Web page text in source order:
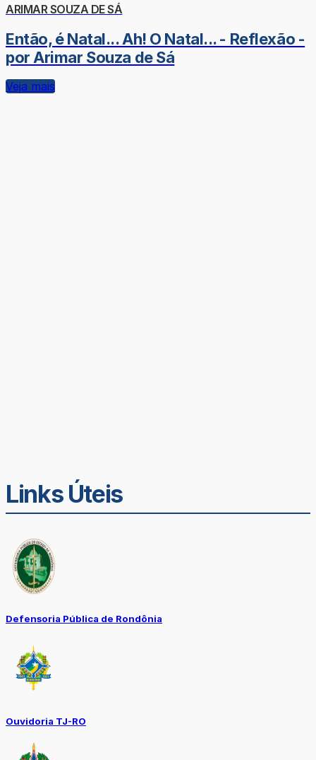
ARIMAR SOUZA DE SÁ
Então, é Natal... Ah! O Natal... - Reflexão -
por Arimar Souza de Sá
Veja mais
Links Úteis
Defensoria Pública de Rondônia
Ouvidoria TJ-RO